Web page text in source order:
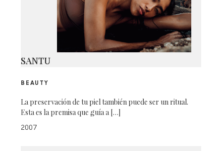
SANTU
BEAUTY
La preservación de tu piel también puede ser un ritual.
Esta es la premisa que guía a […]
2007